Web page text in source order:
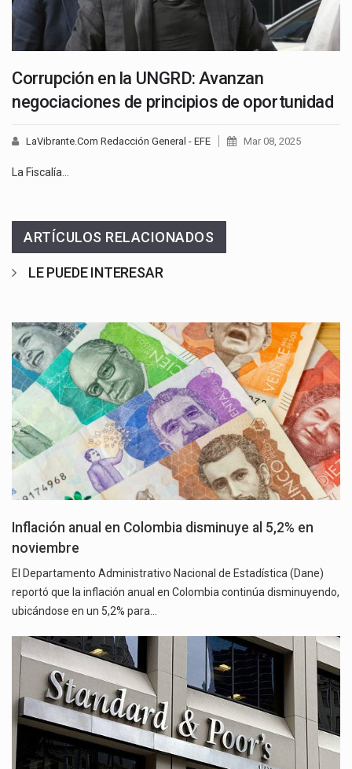
Corrupción en la UNGRD: Avanzan
negociaciones de principios de oportunidad
LaVibrante.Com Redacción General - EFE Mar 08, 2025
La Fiscalía…
ARTÍCULOS RELACIONADOS
LE PUEDE INTERESAR
Inflación anual en Colombia disminuye al 5,2% en
noviembre
El Departamento Administrativo Nacional de Estadística (Dane)
reportó que la inflación anual en Colombia continúa disminuyendo,
ubicándose en un 5,2% para…